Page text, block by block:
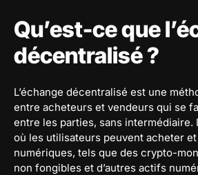
Qu’est-ce que
décentralisé ?
L’échange décentralisé est une
entre acheteurs et vendeurs qui se
entre les parties, sans intermédiaire.
où les utilisateurs peuvent acheter
numériques, tels que des crypto-
non fongibles et d’autres actifs